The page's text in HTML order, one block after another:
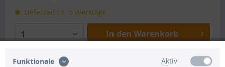
Lieferzeit ca. 5 Werktage
1 In den Warenkorb
Merken
Funktionale Aktiv